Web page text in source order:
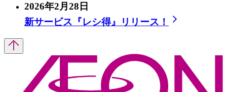
2026年2月28日
新サービス『レシ得』リリース！​